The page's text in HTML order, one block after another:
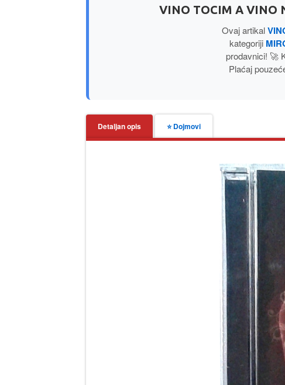
VINO TOCIM A VINO
Ovaj artikal
kategoriji
prodavnici! 🚀
Plaćaj
Detaljan opis ⭐ Dojmovi